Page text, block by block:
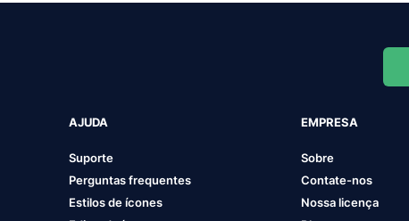
AJUDA
Suporte
Perguntas frequentes
Estilos de ícones
EMPRESA
Sobre
Contate-nos
Nossa licença